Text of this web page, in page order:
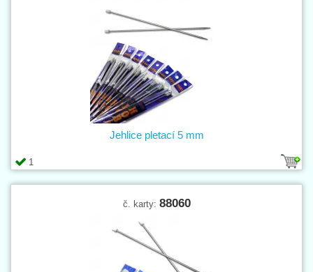
1
Jehlice pletací 5 mm
č. karty: 88060